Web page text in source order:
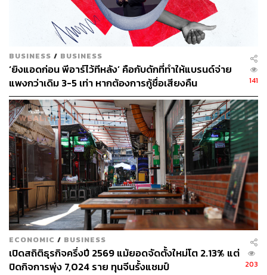
BUSINESS / BUSINESS
‘ยิงแอดก่อน พีอาร์ไว้ทีหลัง’ คือกับดักที่ทำให้แบรนด์จ่าย
แพงกว่าเดิม 3-5 เท่า หากต้องการกู้ชื่อเสียงคืน
141
ECONOMIC / BUSINESS
เปิดสถิติธุรกิจครึ่งปี 2569 แม้ยอดจัดตั้งใหม่โต 2.13% แต่
ปิดกิจการพุ่ง 7,024 ราย ทุนจีนรั้งแชมป์
203